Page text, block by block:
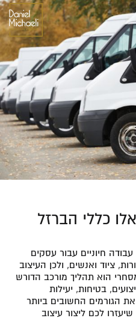
כללי הברזל
חיוניים עבור עסקים
ציוד ואנשים, ולכן העיצוב
הוא תהליך מורכב הדורש
בטיחות, יעילות
את הגורמים החשובים ביותר
לכם ליצור עיצוב